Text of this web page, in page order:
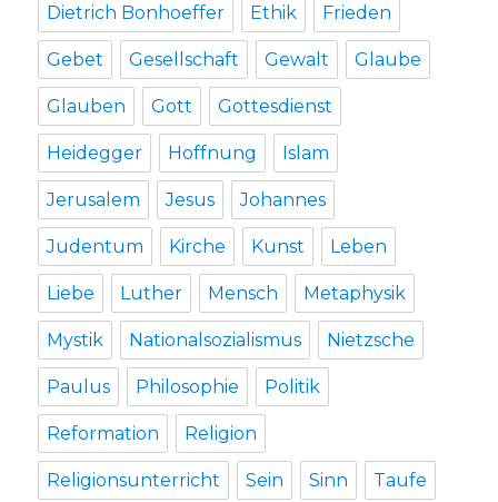
Dietrich Bonhoeffer Ethik Frieden
Gebet Gesellschaft Gewalt Glaube
Glauben Gott Gottesdienst
Heidegger Hoffnung Islam
Jerusalem Jesus Johannes
Judentum Kirche Kunst Leben
Liebe Luther Mensch Metaphysik
Mystik Nationalsozialismus Nietzsche
Paulus Philosophie Politik
Reformation Religion
Religionsunterricht Sein Sinn Taufe